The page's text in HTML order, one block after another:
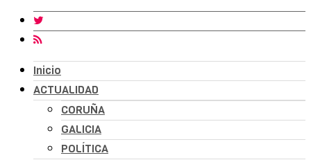
Inicio
ACTUALIDAD
CORUÑA
GALICIA
POLÍTICA